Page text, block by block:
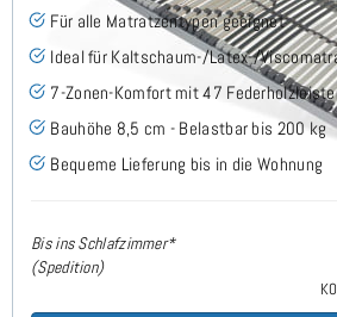
Für alle Matratzentypen geeignet
Ideal für Kaltschaum-/Latex-/
7-Zonen-Komfort mit 47
Bauhöhe 8,5 cm - Belastbar bis 200 kg
Bequeme Lieferung bis in die Wohnung
Bis ins Schlafzimmer*
(Spedition)